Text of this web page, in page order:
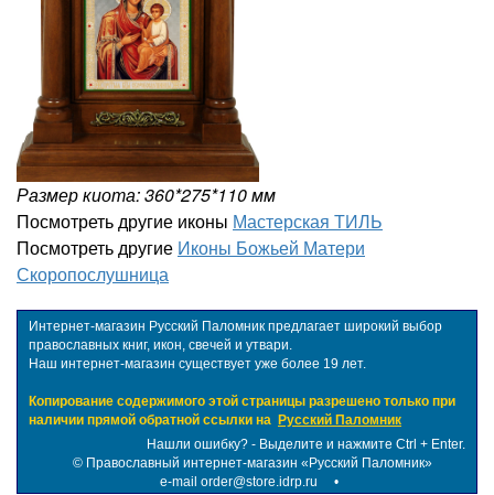
Размер киота: 360*275*110 мм
Посмотреть другие иконы Мастерская ТИЛЬ
Посмотреть другие Иконы Божьей Матери
Скоропослушница
Интернет-магазин Русский Паломник предлагает широкий выбор
православных книг, икон, свечей и утвари.
Наш интернет-магазин существует уже более 19 лет.
Копирование содержимого этой страницы разрешено только при
наличии прямой обратной ссылки на Русский Паломник
Нашли ошибку? - Выделите и нажмите Ctrl + Enter.
© Православный интернет-магазин «Русский Паломник»
e-mail order@store.idrp.ru •